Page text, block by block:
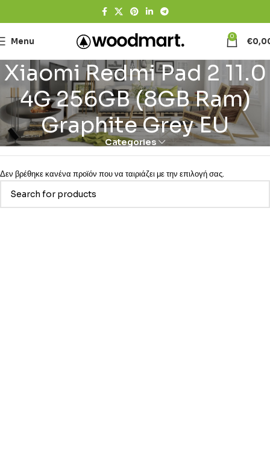
Menu 0 €
Xiaomi Redmi Pad 2 11.0
4G 256GB (8GB Ram)
Graphite Grey EU
Categories
Δεν βρέθηκε κανένα προϊόν που να ταιριάζει με την επιλογή σας.